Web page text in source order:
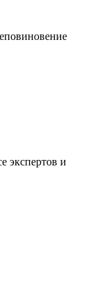
экспертов и